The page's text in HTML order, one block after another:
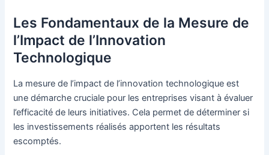
Les Fondamentaux de la Mesure de
l’Impact de l’Innovation
Technologique
La mesure de l’impact de l’innovation technologique est
une démarche cruciale pour les entreprises visant à évaluer
l’efficacité de leurs initiatives. Cela permet de déterminer si
les investissements réalisés apportent les résultats
escomptés.